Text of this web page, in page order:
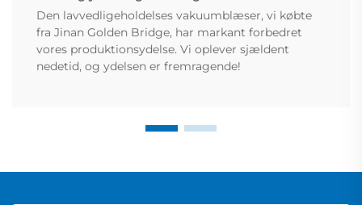
Den lavvedligeholdelses vakuumblæser, vi købte
fra Jinan Golden Bridge, har markant forbedret
vores produktionsydelse. Vi oplever sjældent
nedetid, og ydelsen er fremragende!